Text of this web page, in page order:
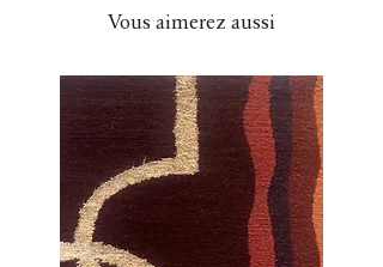
Vous aimerez aussi